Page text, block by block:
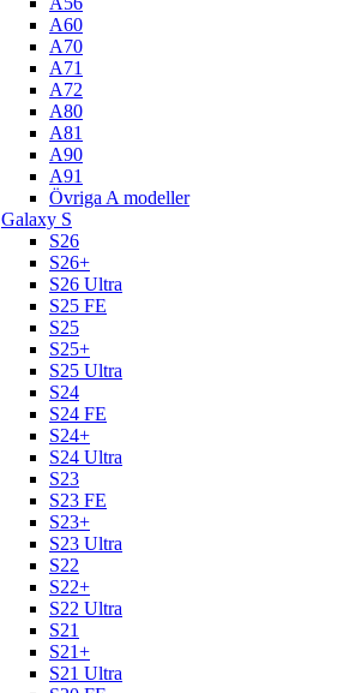
A60
A70
A71
A72
A80
A81
A90
A91
Övriga A modeller
Galaxy S
S26
S26+
S26 Ultra
S25 FE
S25
S25+
S25 Ultra
S24
S24 FE
S24+
S24 Ultra
S23
S23 FE
S23+
S23 Ultra
S22
S22+
S22 Ultra
S21
S21+
S21 Ultra